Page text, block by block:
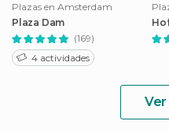
Plazas en Amsterdam
Plaza Dam
(169)
4 actividades